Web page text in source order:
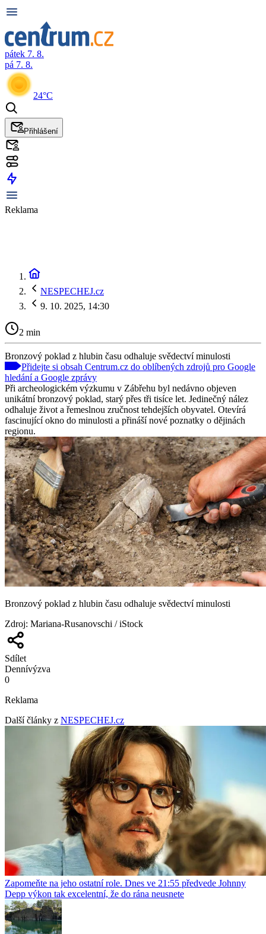
pátek 7. 8.
pá 7. 8.
24°C
Přihlášení
Reklama
NESPECHEJ.cz
9. 10. 2025, 14:30
2 min
Bronzový poklad z hlubin času odhaluje svědectví minulosti
Přidejte si obsah Centrum.cz do oblíbených zdrojů pro Google
hledání a Google zprávy
Při archeologickém výzkumu v Zábřehu byl nedávno objeven
unikátní bronzový poklad, starý přes tři tisíce let. Jedinečný nález
odhaluje život a řemeslnou zručnost tehdejších obyvatel. Otevírá
fascinující okno do minulosti a přináší nové poznatky o dějinách
regionu.
Bronzový poklad z hlubin času odhaluje svědectví minulosti
Zdroj: Mariana-Rusanovschi / iStock
Sdílet
Dennívýzva
0
Reklama
Další články z NESPECHEJ.cz
Zapomeňte na jeho ostatní role. Dnes ve 21:55 předvede Johnny
Depp výkon tak excelentní, že do rána neusnete